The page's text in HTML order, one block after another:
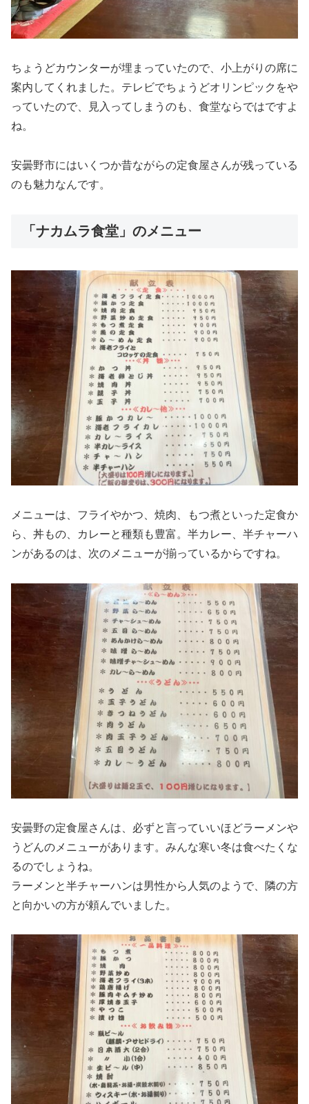
ちょうどカウンターが埋まっていたので、小上がりの席に
案内してくれました。テレビでちょうどオリンピックをや
っていたので、見入ってしまうのも、食堂ならではですよ
ね。
安曇野市にはいくつか昔ながらの定食屋さんが残っている
のも魅力なんです。
「ナカムラ食堂」のメニュー
メニューは、フライやかつ、焼肉、もつ煮といった定食か
ら、丼もの、カレーと種類も豊富。半カレー、半チャーハ
ンがあるのは、次のメニューが揃っているからですね。
安曇野の定食屋さんは、必ずと言っていいほどラーメンや
うどんのメニューがあります。みんな寒い冬は食べたくな
るのでしょうね。
ラーメンと半チャーハンは男性から人気のようで、隣の方
と向かいの方が頼んでいました。